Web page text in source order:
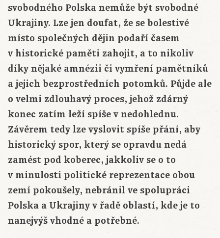
svobodného Polska nemůže být svobodné
Ukrajiny. Lze jen doufat, že se bolestivé
místo společných dějin podaří časem
v historické paměti zahojit, a to nikoliv
díky nějaké amnézii či vymření pamětníků
a jejich bezprostředních potomků. Půjde ale
o velmi zdlouhavý proces, jehož zdárný
konec zatím leží spíše v nedohlednu.
Závěrem tedy lze vyslovit spíše přání, aby
historický spor, který se opravdu nedá
zamést pod koberec, jakkoliv se o to
v minulosti politické reprezentace obou
zemí pokoušely, nebránil ve spolupráci
Polska a Ukrajiny v řadě oblastí, kde je to
nanejvýš vhodné a potřebné.